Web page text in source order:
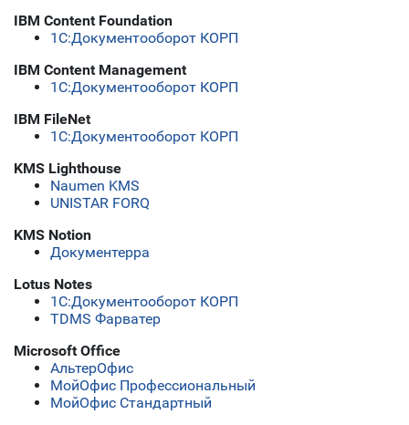
IBM Content Foundation
1C:Документооборот КОРП
IBM Content Management
1C:Документооборот КОРП
IBM FileNet
1C:Документооборот КОРП
KMS Lighthouse
Naumen KMS
UNISTAR FORQ
KMS Notion
Документерра
Lotus Notes
1C:Документооборот КОРП
TDMS Фарватер
Microsoft Office
АльтерОфис
МойОфис Профессиональный
МойОфис Стандартный